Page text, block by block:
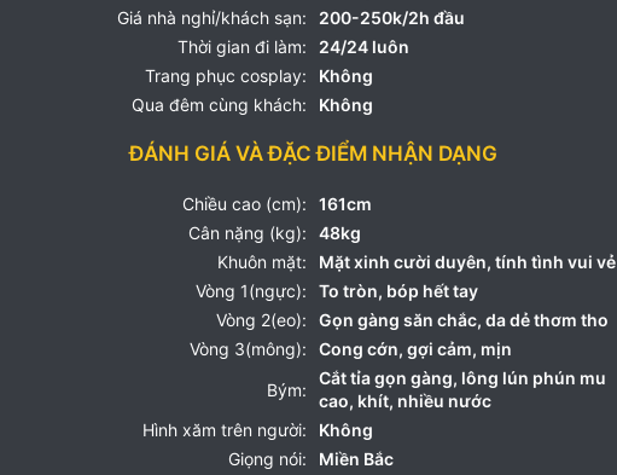
Giá nhà nghỉ/khách sạn:
200-250k/2h đầu
Thời gian đi làm:
24/24 luôn
Trang phục cosplay:
Không
Qua đêm cùng khách:
Không
ĐÁNH GIÁ VÀ ĐẶC ĐIỂM NHẬN DẠNG
Chiều cao (cm):
161cm
Cân nặng (kg):
48kg
Khuôn mặt:
Mặt xinh cười duyên, tính tình vui vẻ
Vòng 1(ngực):
To tròn, bóp hết tay
Vòng 2(eo):
Gọn gàng săn chắc, da dẻ thơm tho
Vòng 3(mông):
Cong cớn, gợi cảm, mịn
Bým:
Cắt tỉa gọn gàng, lông lún phún mu
cao, khít, nhiều nước
Hình xăm trên người:
Không
Giọng nói:
Miền Bắc